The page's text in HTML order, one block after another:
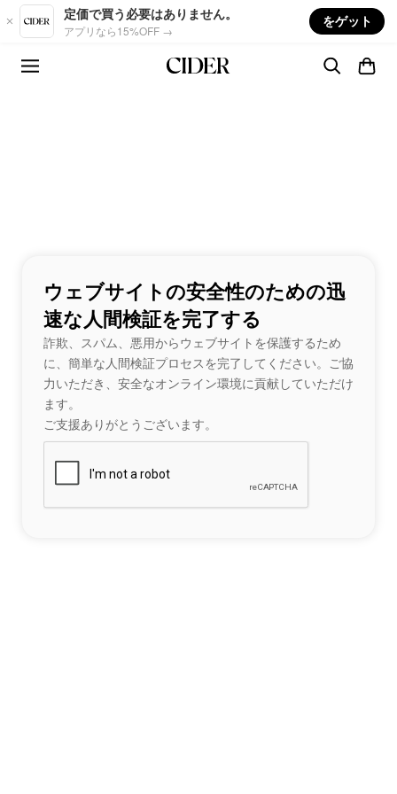
Skip to main content
定価で買う必要はありません。
アプリなら15%OFF →
をゲット
ウェブサイトの安全性のための迅
速な人間検証を完了する
詐欺、スパム、悪用からウェブサイトを保護するため
に、簡単な人間検証プロセスを完了してください。ご協
力いただき、安全なオンライン環境に貢献していただけ
ます。
ご支援ありがとうございます。